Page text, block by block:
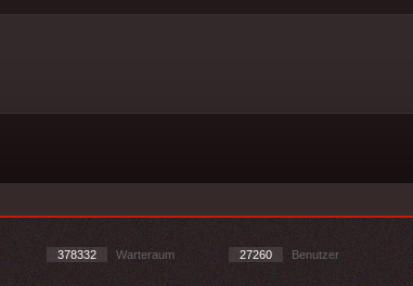
378332 Warteraum 27260 Benutzer